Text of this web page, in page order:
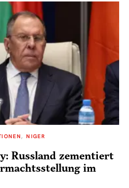
NIGER
Russland zementiert
im